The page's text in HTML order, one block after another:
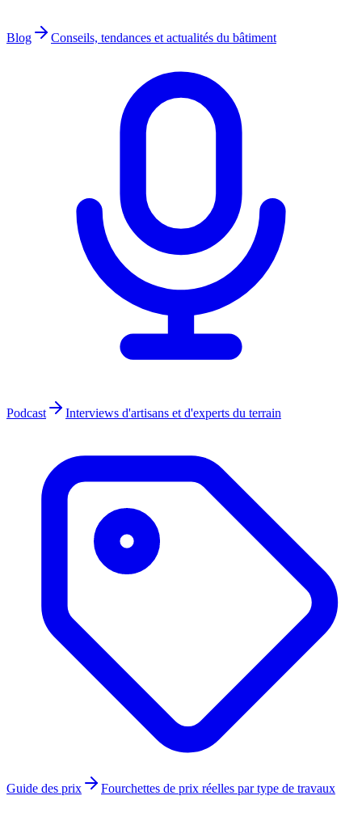
Blog Conseils, tendances et actualités du bâtiment
Podcast Interviews d'artisans et d'experts du terrain
Guide des prix Fourchettes de prix réelles par type de travaux